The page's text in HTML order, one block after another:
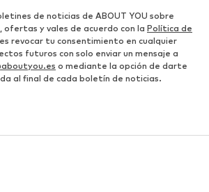
de noticias de ABOUT YOU sobre
ofertas y vales de acuerdo con la Política de
revocar tu consentimiento en cualquier
futuros con solo enviar un mensaje a
o mediante la opción de darte
al final de cada boletín de noticias.